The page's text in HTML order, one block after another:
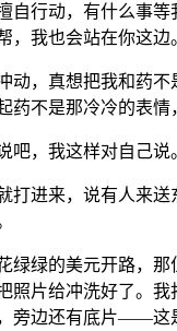
自行动，有什么事等
，我也会站在你这边
动，真想把我和药不
药不是那冷冷的表情
吧，我这样对自己说
打进来，说有人来送
绿绿的美元开路，那
照片给冲洗好了。我
旁边还有底片——这